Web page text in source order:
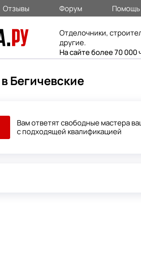
Отзывы Форум Помощь
Отделочники,
другие.
На сайте более 70 000
Бегичевские
Вам ответят свободные мастера
с подходящей квалификацией